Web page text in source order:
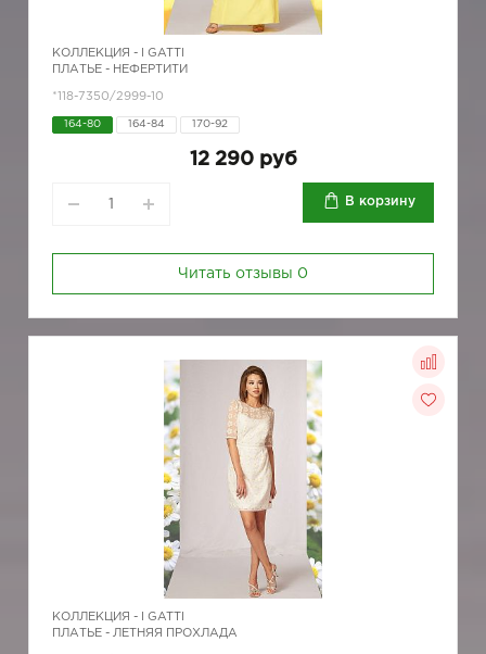
КОЛЛЕКЦИЯ -
I GATTI
ПЛАТЬЕ - НЕФЕРТИТИ
*118-7350/2999-10
164-80 164-84 170-92
12 290 руб
В корзину
Читать отзывы 0
КОЛЛЕКЦИЯ -
I GATTI
ПЛАТЬЕ - ЛЕТНЯЯ ПРОХЛАДА